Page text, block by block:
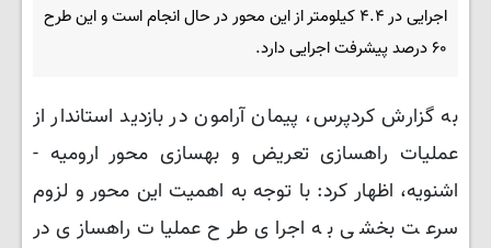
اجرایی در ۴.۴ کیلومتر از این محور در حال انجام است و این طرح
۶۰ درصد پیشرفت اجرایی دارد.
به گزارش کردپرس، پیمان آرامون در بازدید استاندار از
عملیات راهسازی تعریض و بهسازی محور ارومیه -
اشنویه، اظهار کرد: با توجه به اهمیت این محور و لزوم
سرعت بخشی به اجرای طرح عملیات راهسازی در